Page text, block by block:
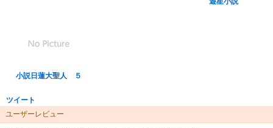
小説日蓮大聖人 ５
ツイート
ユーザーレビュー